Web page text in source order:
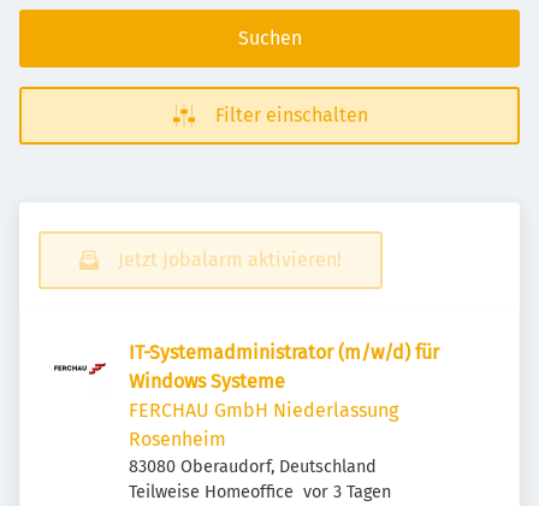
Suchen
Filter einschalten
Jetzt Jobalarm aktivieren!
IT-Systemadministrator (m/w/d) für
Windows Systeme
FERCHAU GmbH Niederlassung
Rosenheim
83080 Oberaudorf, Deutschland
Teilweise Homeoffice Veröffentlicht
vor 3 Tagen